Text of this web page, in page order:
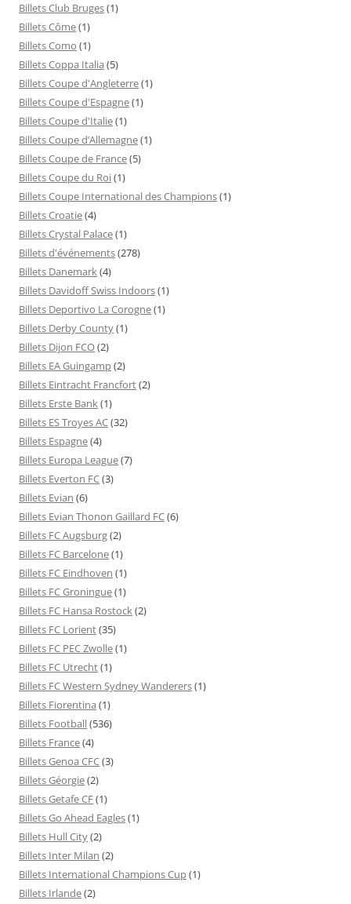
Billets Club Bruges(1)
Billets Côme(1)
Billets Como (1)
Billets Coppa Italia (5)
Billets Coupe d'Angleterre(1)
Billets Coupe d'Espagne(1)
Billets Coupe d'Italie(1)
Billets Coupe d’Allemagne(1)
Billets Coupe de France(5)
Billets Coupe du Roi(1)
Billets Coupe International des Champions(1)
Billets Croatie(4)
Billets Crystal Palace(1)
Billets d'événements(278)
Billets Danemark(4)
Billets Davidoff Swiss Indoors(1)
Billets Deportivo La Corogne(1)
Billets Derby County(1)
Billets Dijon FCO(2)
Billets EA Guingamp(2)
Billets Eintracht Francfort(2)
Billets Erste Bank(1)
Billets ES Troyes AC(32)
Billets Espagne(4)
Billets Europa League(7)
Billets Everton FC(3)
Billets Evian (6)
Billets Evian Thonon Gaillard FC(6)
Billets FC Augsburg(2)
Billets FC Barcelone(1)
Billets FC Eindhoven (1)
Billets FC Groningue(1)
Billets FC Hansa Rostock(2)
Billets FC Lorient(35)
Billets FC PEC Zwolle(1)
Billets FC Utrecht(1)
Billets FC Western Sydney Wanderers(1)
Billets Fiorentina (1)
Billets Football(536)
Billets France(4)
Billets Genoa CFC(3)
Billets Géorgie(2)
Billets Getafe CF(1)
Billets Go Ahead Eagles(1)
Billets Hull City(2)
Billets Inter Milan (2)
Billets International Champions Cup(1)
Billets Irlande(2)